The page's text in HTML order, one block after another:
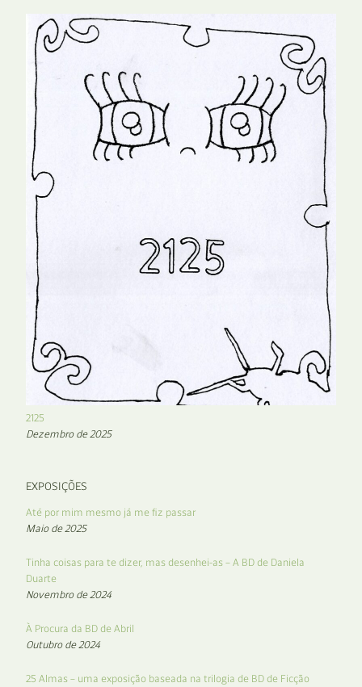
2125
Dezembro de 2025
EXPOSIÇÕES
Até por mim mesmo já me fiz passar
Maio de 2025
Tinha coisas para te dizer, mas desenhei-as – A BD de Daniela
Duarte
Novembro de 2024
À Procura da BD de Abril
Outubro de 2024
25 Almas – uma exposição baseada na trilogia de BD de Ficção